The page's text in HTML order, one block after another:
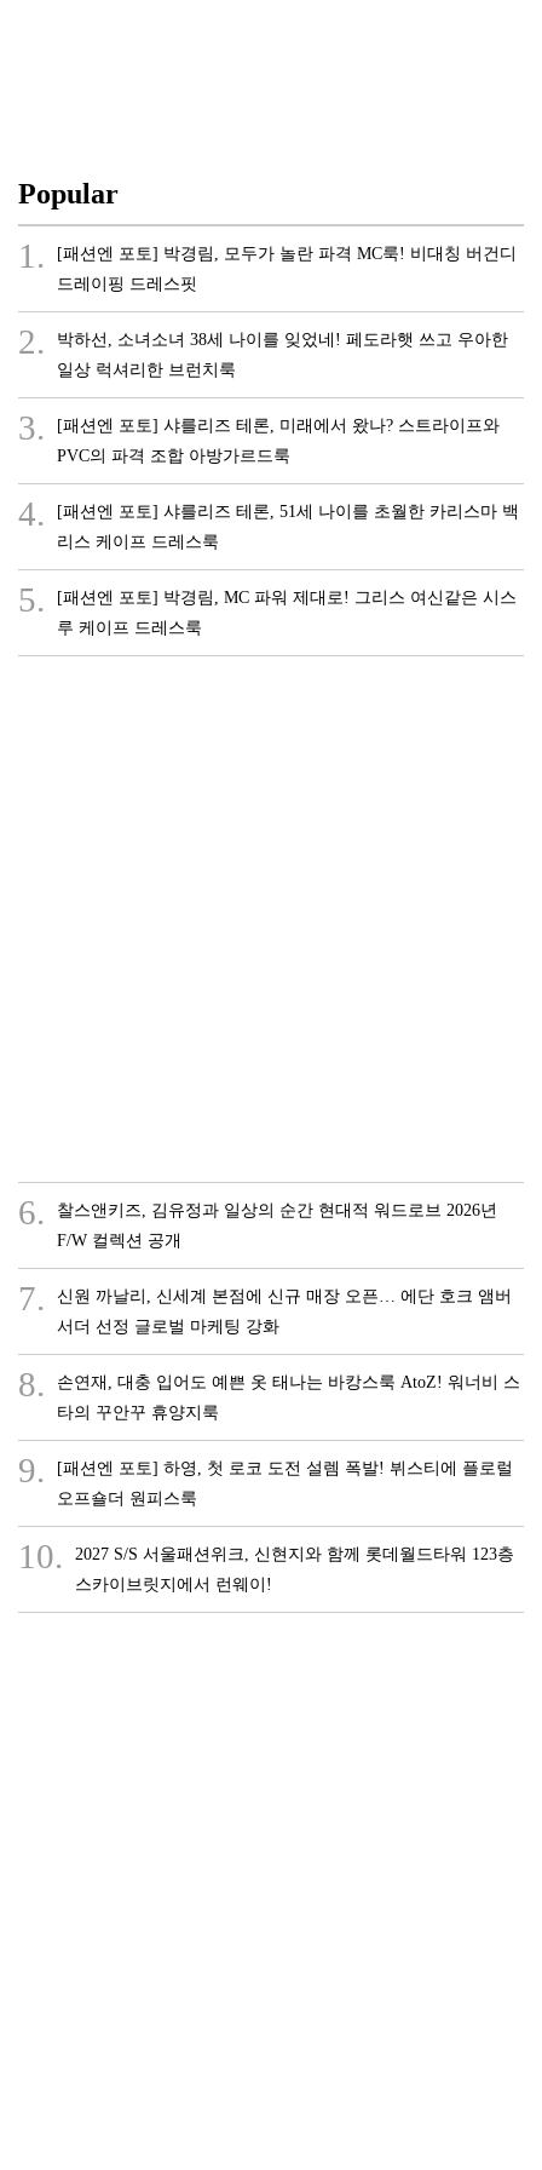
Popular
1.
[패션엔 포토] 박경림, 모두가 놀란 파격 MC룩! 비대칭 버건디
드레이핑 드레스핏
2.
박하선, 소녀소녀 38세 나이를 잊었네! 페도라햇 쓰고 우아한
일상 럭셔리한 브런치룩
3.
[패션엔 포토] 샤를리즈 테론, 미래에서 왔나? 스트라이프와
PVC의 파격 조합 아방가르드룩
4.
[패션엔 포토] 샤를리즈 테론, 51세 나이를 초월한 카리스마 백
리스 케이프 드레스룩
5.
[패션엔 포토] 박경림, MC 파워 제대로! 그리스 여신같은 시스
루 케이프 드레스룩
6.
찰스앤키즈, 김유정과 일상의 순간 현대적 워드로브 2026년
F/W 컬렉션 공개
7.
신원 까날리, 신세계 본점에 신규 매장 오픈… 에단 호크 앰버
서더 선정 글로벌 마케팅 강화
8.
손연재, 대충 입어도 예쁜 옷 태나는 바캉스룩 AtoZ! 워너비 스
타의 꾸안꾸 휴양지룩
9.
[패션엔 포토] 하영, 첫 로코 도전 설렘 폭발! 뷔스티에 플로럴
오프숄더 원피스룩
10.
2027 S/S 서울패션위크, 신현지와 함께 롯데월드타워 123층
스카이브릿지에서 런웨이!